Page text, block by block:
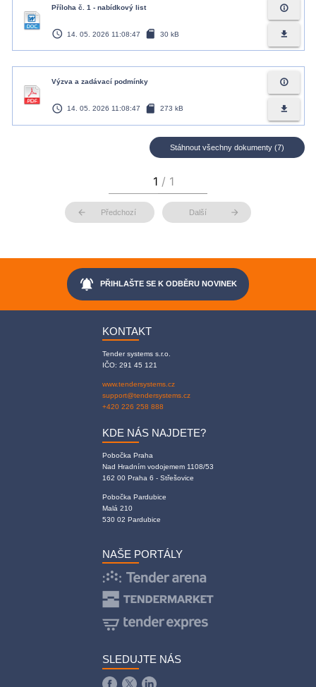
Příloha č. 1 - nabídkový list
access_time 14. 05. 2026 11:08:47 sd_card 30 kB
info_outline
file_download
Výzva a zadávací podmínky
access_time 14. 05. 2026 11:08:47 sd_card 273 kB
info_outline
file_download
Stáhnout všechny dokumenty (7)
arrow_back Předchozí Další arrow_forward
notifications_active PŘIHLAŠTE SE K ODBĚRU NOVINEK
KONTAKT
Tender systems s.r.o.
IČO: 291 45 121
www.tendersystems.cz
support@tendersystems.cz
+420 226 258 888
KDE NÁS NAJDETE?
Pobočka Praha
Nad Hradním vodojemem 1108/53
162 00 Praha 6 - Střešovice
Pobočka Pardubice
Malá 210
530 02 Pardubice
NAŠE PORTÁLY
SLEDUJTE NÁS